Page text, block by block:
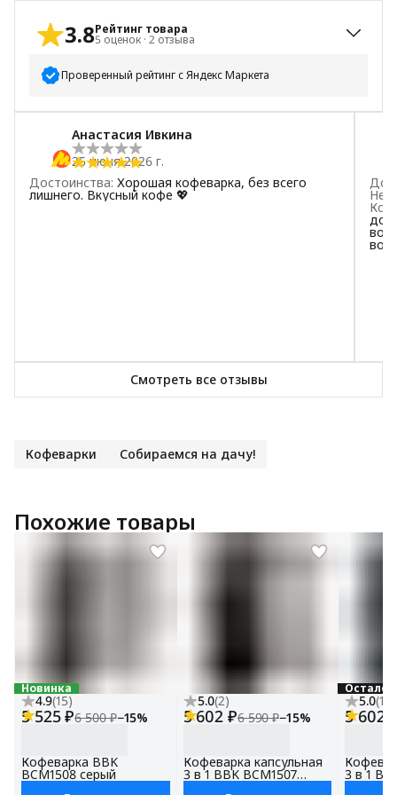
3.8Рейтинг товара
5 оценок · 2 отзыва
Проверенный рейтинг с Яндекс Маркета
5 звёзд
3
звезды
звезды
2 звезды
Анастасия Ивкина
25 июня 2026 г.
Достоинства: Хорошая кофеварка, без всего
лишнего. Вкусный кофе 💖
Смотреть все отзывы
Кофеварки Собираемся на дачу!
Похожие товары
Новинка
4.9(15)
5 525 ₽6 500 ₽−15%
Кофеварка BBK
BCM1508 серый
5.0(2)
5 602 ₽6 590 ₽−15%
Кофеварка капсульная
3 в 1 BBK BCM1507
5.0(10
5 602
3 в 1